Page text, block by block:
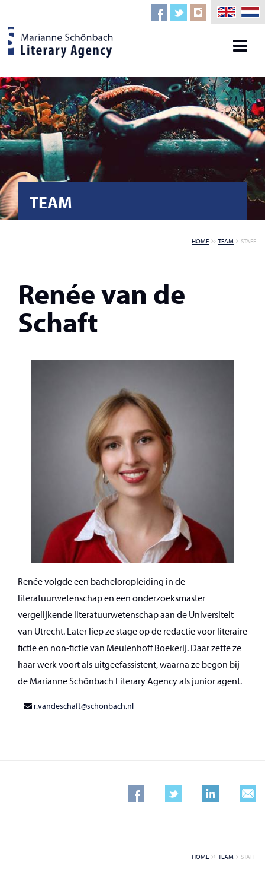
TEAM
HOME TEAM STAFF
Renée van de
Schaft
Renée volgde een bacheloropleiding in de
literatuurwetenschap en een onderzoeksmaster
vergelijkende literatuurwetenschap aan de Universiteit
van Utrecht. Later liep ze stage op de redactie voor literaire
fictie en non-fictie van Meulenhoff Boekerij. Daar zette ze
haar werk voort als uitgeefassistent, waarna ze begon bij
de Marianne Schönbach Literary Agency als junior agent.
r.vandeschaft@schonbach.nl
HOME TEAM STAFF